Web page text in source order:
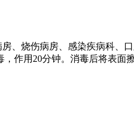
、烧伤病房、感染疾病科、口
作用20分钟。消毒后将表面擦